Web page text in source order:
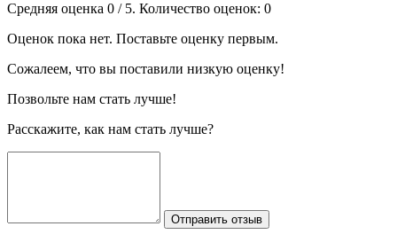
Средняя оценка 0 / 5. Количество оценок: 0
Оценок пока нет. Поставьте оценку первым.
Сожалеем, что вы поставили низкую оценку!
Позвольте нам стать лучше!
Расскажите, как нам стать лучше?
Отправить отзыв